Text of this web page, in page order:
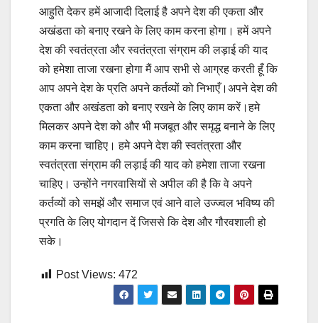
आहुति देकर हमें आजादी दिलाई है अपने देश की एकता और
अखंडता को बनाए रखने के लिए काम करना होगा। हमें अपने
देश की स्वतंत्रता और स्वतंत्रता संग्राम की लड़ाई की याद
को हमेशा ताजा रखना होगा मैं आप सभी से आग्रह करती हूँ कि
आप अपने देश के प्रति अपने कर्तव्यों को निभाएँ।अपने देश की
एकता और अखंडता को बनाए रखने के लिए काम करें।हमे
मिलकर अपने देश को और भी मजबूत और समृद्ध बनाने के लिए
काम करना चाहिए। हमे अपने देश की स्वतंत्रता और
स्वतंत्रता संग्राम की लड़ाई की याद को हमेशा ताजा रखना
चाहिए। उन्होंने नगरवासियों से अपील की है कि वे अपने
कर्तव्यों को समझें और समाज एवं आने वाले उज्ज्वल भविष्य की
प्रगति के लिए योगदान दें जिससे कि देश और गौरवशाली हो
सके।
Post Views: 472